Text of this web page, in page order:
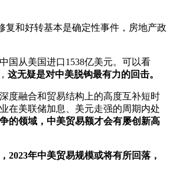
复和好转基本是确定性事件，房地产政
国从美国进口1538亿美元。可以看
这无疑是对中美脱钩最有力的回击。
度融合和贸易结构上的高度互补短时
在美联储加息、美元走强的周期内处
的领域，中美贸易额才会有屡创新高
年中美贸易规模或将有所回落，